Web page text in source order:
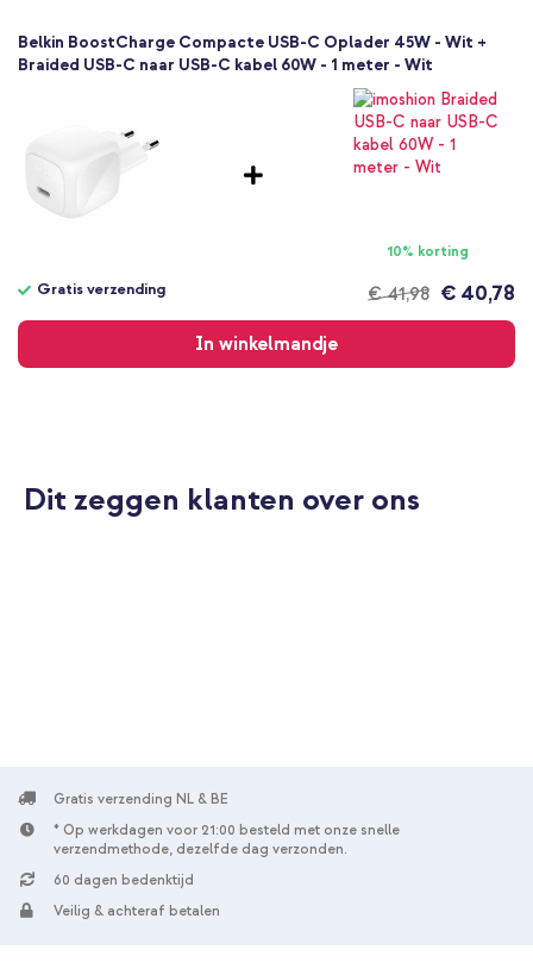
Universeel
Actioncam, Draadloze
koptelefoon, E-reader, Smartphone, Smartwatch, Tablet,
Draadloze oortjes
Belkin BoostCharge Compacte USB-C Oplader 45W - Wit +
Braided USB-C naar USB-C kabel 60W - 1 meter - Wit
10% korting
€ 41,98
Gratis verzending € 40,78
In winkelmandje
verzending
Dit zeggen klanten over ons
Gratis verzending NL & BE
* Op werkdagen voor 21:00 besteld met onze snelle
verzendmethode, dezelfde dag verzonden.
60 dagen bedenktijd
Veilig & achteraf betalen